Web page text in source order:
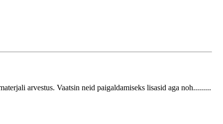
arvestus. Vaatsin neid paigaldamiseks lisasid aga noh.........